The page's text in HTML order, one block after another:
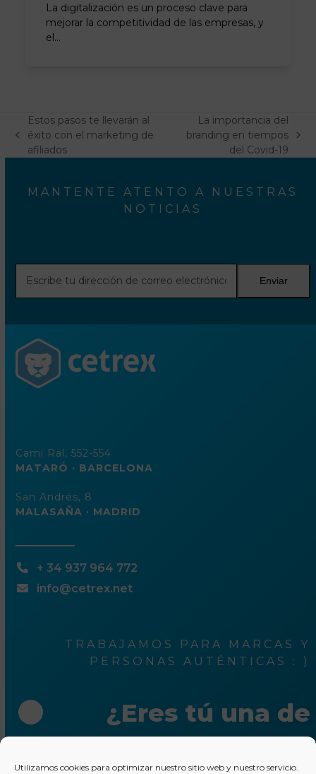
Utilizamos cookies para optimizar nuestro sitio web y nuestro servicio.
La digitalización es un proceso clave para
mejorar la competitividad de las empresas, y
el…
previous
post:
Estos pasos te llevarán al
éxito con el marketing de
afiliados
next
post:
La importancia del
branding en tiempos
del Covid-19
MANTENTE ATENTO A NUESTRAS
NOTICIAS
dirección
electrónico
Enviar
Camí Ral, 552-554
MATARÓ · BARCELONA
San Andrés, 8
MALASAÑA · MADRID
+ 34 937 964 772
info@cetrex.net
TRABAJAMOS PARA MARCAS Y
PERSONAS AUTÉNTICAS : )
¿Eres tú una de